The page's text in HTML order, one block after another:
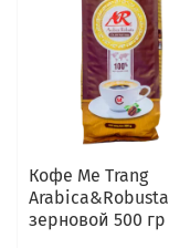
Кофе Me Trang
Arabica&Robusta
зерновой 500 гр